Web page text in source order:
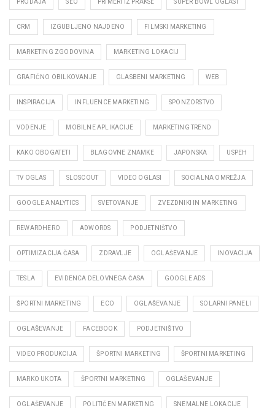
PRODAJA SEO PRIMERI IZ PRAKSE SUPER BOWL OGLASI
CRM IZGUBLJENO NAJDENO FILMSKI MARKETING
MARKETING ZGODOVINA MARKETING LOKACIJ
GRAFIČNO OBILKOVANJE GLASBENI MARKETING WEB
INSPIRACIJA INFLUENCE MARKETING SPONZORSTVO
VODENJE MOBILNE APLIKACIJE MARKETING TREND
KAKO OBOGATETI BLAGOVNE ZNAMKE JAPONSKA USPEH
TV OGLAS SLOSCOUT VIDEO OGLASI SOCIALNA OMREŽJA
GOOGLE ANALYTICS SVETOVANJE ZVEZDNIKI IN MARKETING
REWARDHERO ADWORDS PODJETNIŠTVO
OPTIMIZACIJA ČASA ZDRAVLJE OGLAŠEVANJE INOVACIJA
TESLA EVIDENCA DELOVNEGA ČASA GOOGLE ADS
ŠPORTNI MARKETING ECO OGLAŠEVANJE SOLARNI PANELI
OGLAŠEVANJE FACEBOOK PODJETNIŠTVO
VIDEO PRODUKCIJA ŠPORTNI MARKETING ŠPORTNI MARKETING
MARKO UKOTA ŠPORTNI MARKETING OGLAŠEVANJE
OGLAŠEVANJE POLITIČEN MARKETING SNEMALNE LOKACIJE